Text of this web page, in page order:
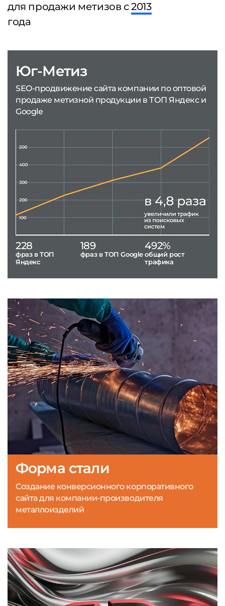
для продажи метизов с2013
года
Юг-Метиз
SEO-продвижение сайта компании по оптовой
продаже метизной продукции в ТОП Яндекс и
Google
228
фраз в ТОП
Яндекс
189
фраз в ТОП Google
492%
общий рост
трафика
Форма стали
Создание конверсионного корпоративного
сайта для компании-производителя
металлоизделий